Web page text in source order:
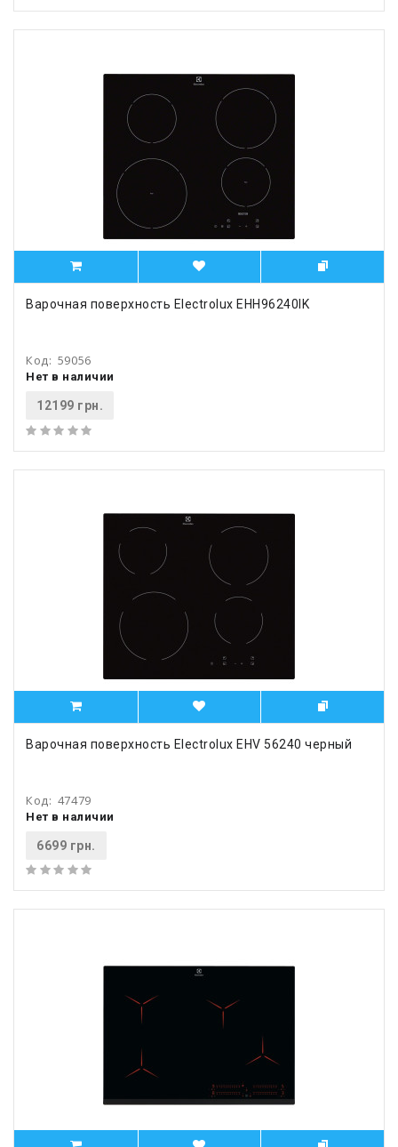
Варочная поверхность Electrolux EHH96240IK
Код: 59056
Нет в наличии
12199 грн.
Варочная поверхность Electrolux EHV 56240 черный
Код: 47479
Нет в наличии
6699 грн.